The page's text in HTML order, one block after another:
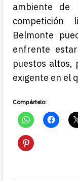
ambiente de
Belmonte
enfrente
puestos altos,
exigente en el
Compártelo: